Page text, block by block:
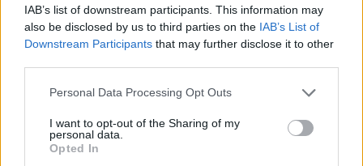
IAB’s list of downstream participants. This information may
also be disclosed by us to third parties on the IAB’s List of
Downstream Participants that may further disclose it to other
Please note that this website/app uses one or more Google
not limited to your visit or usage behaviour. You may click to
grant or deny consent to Google and its third-party tags to
use your data for below specified purposes in below Google
Personal Data Processing Opt Outs
I want to opt-out of the Sharing of my
personal data.
Opted In
Facebookon is!